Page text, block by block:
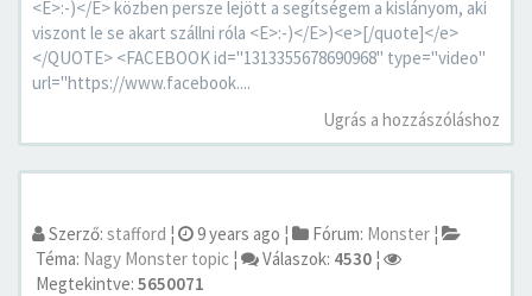
<E>:-)</E> közben persze lejött a segítségem a kislányom, aki
viszont le se akart szállni róla <E>:-)</E>)<e>[/quote]</e>
</QUOTE> <FACEBOOK id="1313355678690968" type="video"
url="https://www.facebook....
Ugrás a hozzászóláshoz
Szerző: stafford ¦ 9 years ago ¦ Fórum: Monster ¦
Téma: Nagy Monster topic ¦ Válaszok: 4530 ¦
Megtekintve: 5650071